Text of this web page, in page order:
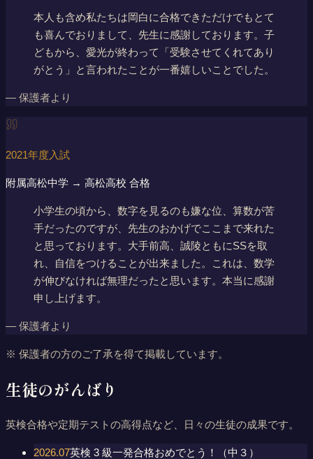
本人も含め私たちは岡白に合格できただけでもとて
も喜んでおりまして、先生に感謝しております。子
どもから、愛光が終わって「受験させてくれてあり
がとう」と言われたことが一番嬉しいことでした。
― 保護者より
2021年度入試
附属高松中学 → 高松高校 合格
小学生の頃から、数字を見るのも嫌な位、算数が苦
手だったのですが、先生のおかげでここまで来れた
と思っております。大手前高、誠陵ともにSSを取
れ、自信をつけることが出来ました。これは、数学
が伸びなければ無理だったと思います。本当に感謝
申し上げます。
― 保護者より
※ 保護者の方のご了承を得て掲載しています。
生徒のがんばり
英検合格や定期テストの高得点など、日々の生徒の成果です。
2026.07英検 3 級一発合格おめでとう！（中３）